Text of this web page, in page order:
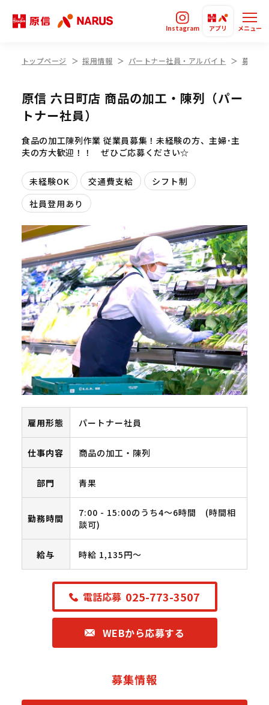
Instagram アプリ メニュー
トップページ 採用情報 パートナー社員・アルバイト 募集要
原信 六日町店 商品の加工・陳列（パー
トナー社員）
食品の加工陳列作業 従業員募集！未経験の方、主婦･主
夫の方大歓迎！！ ぜひご応募ください☆
未経験OK 交通費支給
シフト制
社員登用あり
雇用形態 パートナー社員
仕事内容 商品の加工・陳列
部門 青果
勤務時間
7:00 - 15:00のうち4～6時間 (時間相
談可)
給与 時給 1,135円〜
電話応募 025-773-3507
WEBから応募する
募集情報